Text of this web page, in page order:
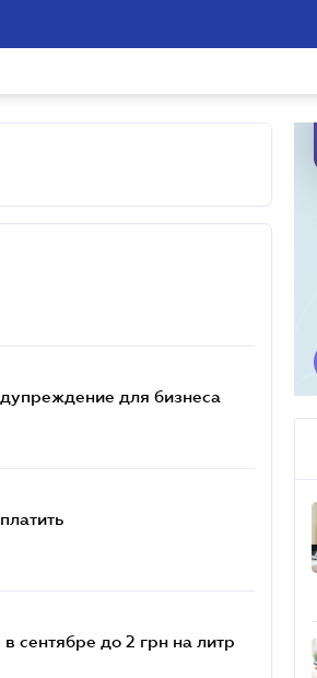
для бизнеса
сентябре до 2 грн на литр